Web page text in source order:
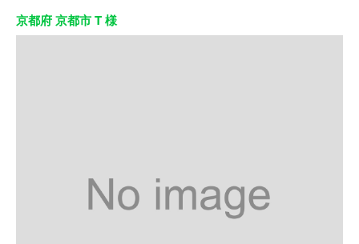
京都府 京都市 T 様